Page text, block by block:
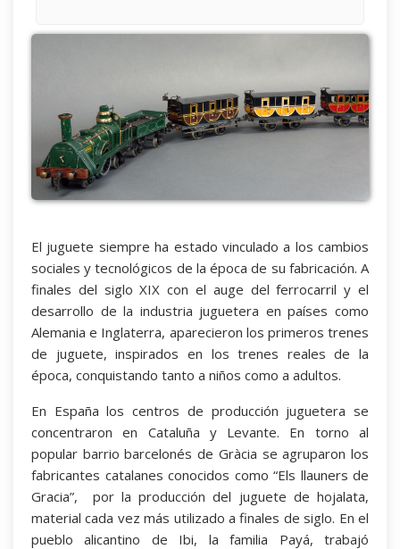
El juguete siempre ha estado vinculado a los cambios
sociales y tecnológicos de la época de su fabricación. A
finales del siglo XIX con el auge del ferrocarril y el
desarrollo de la industria juguetera en países como
Alemania e Inglaterra, aparecieron los primeros trenes
de juguete, inspirados en los trenes reales de la
época, conquistando tanto a niños como a adultos.
En España los centros de producción juguetera se
concentraron en Cataluña y Levante. En torno al
popular barrio barcelonés de Gràcia se agruparon los
fabricantes catalanes conocidos como “Els llauners de
Gracia”, por la producción del juguete de hojalata,
material cada vez más utilizado a finales de siglo. En el
pueblo alicantino de Ibi, la familia Payá, trabajó